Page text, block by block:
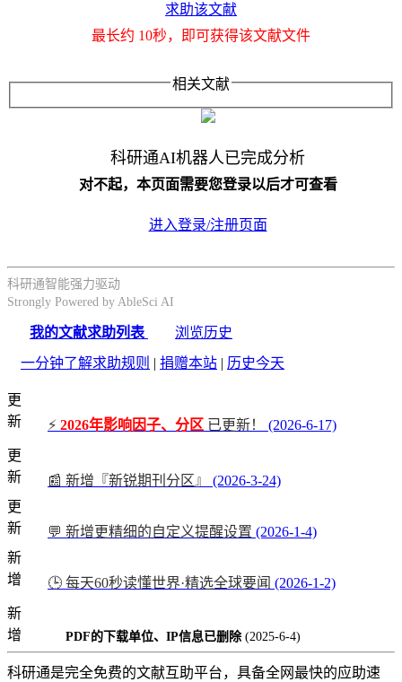
求助该文献
最长约 10秒，即可获得该文献文件
相关文献
科研通AI机器人已完成分析
对不起，本页面需要您登录以后才可查看
进入登录/注册页面
科研通智能强力驱动
Strongly Powered by AbleSci AI
我的文献求助列表
浏览历史
一分钟了解求助规则 | 捐赠本站 | 历史今天
更
新
⚡ 2026年影响因子、分区 已更新！
(2026-6-17)
更
新
📰 新增『新锐期刊分区』
(2026-3-24)
更
新
💬 新增更精细的自定义提醒设置 (2026-1-4)
新
增
🕒 每天60秒读懂世界·精选全球要闻 (2026-1-2)
新
增
PDF的下载单位、IP信息已删除 (2025-6-4)
科研通是完全免费的文献互助平台，具备全网最快的应助速